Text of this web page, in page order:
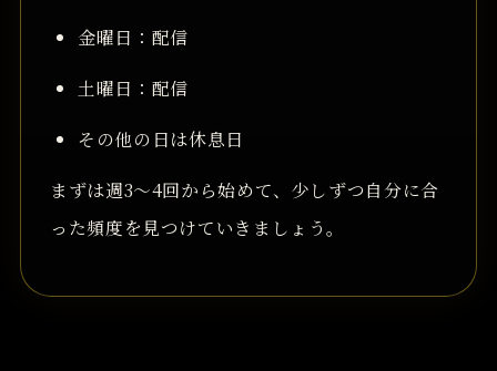
金曜日：配信
土曜日：配信
その他の日は休息日
まずは週3〜4回から始めて、少しずつ自分に合
った頻度を見つけていきましょう。